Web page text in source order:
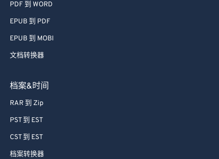
PDF 到 WORD
EPUB 到 PDF
EPUB 到 MOBI
文档转换器
档案&时间
RAR 到 Zip
PST 到 EST
CST 到 EST
档案转换器